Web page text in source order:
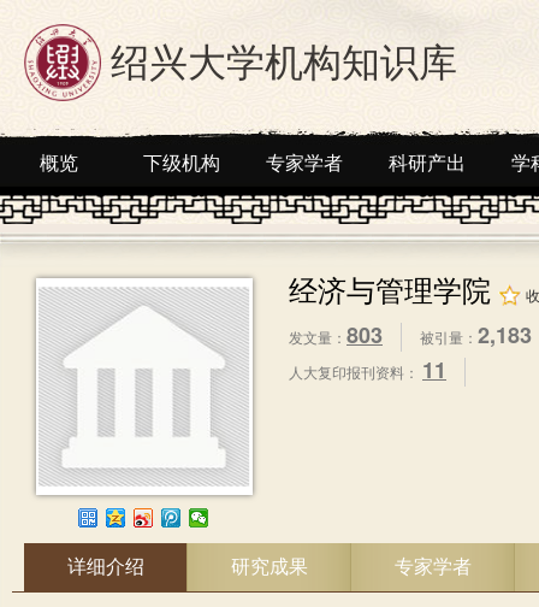
绍兴大学机构知识库
概览 下级机构 专家学者 科研产出 学
经济与管理学院
发文量： 803 被引量： 2,183
人大复印报刊资料： 11
详细介绍 研究成果 专家学者